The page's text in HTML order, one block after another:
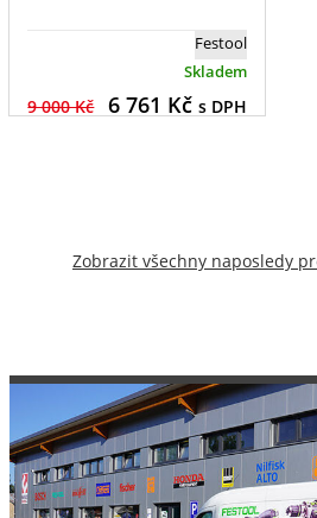
Festool
Skladem
9 000 Kč 6 761 Kč s DPH
Zobrazit všechny naposledy